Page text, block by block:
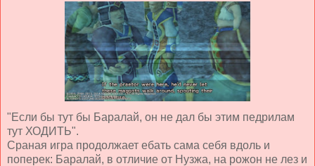
"Если бы тут бы Баралай, он не дал бы этим педрилам
тут ХОДИТЬ".
Сраная игра продолжает ебать сама себя вдоль и
поперек: Баралай, в отличие от Нузжа, на рожон не лез и